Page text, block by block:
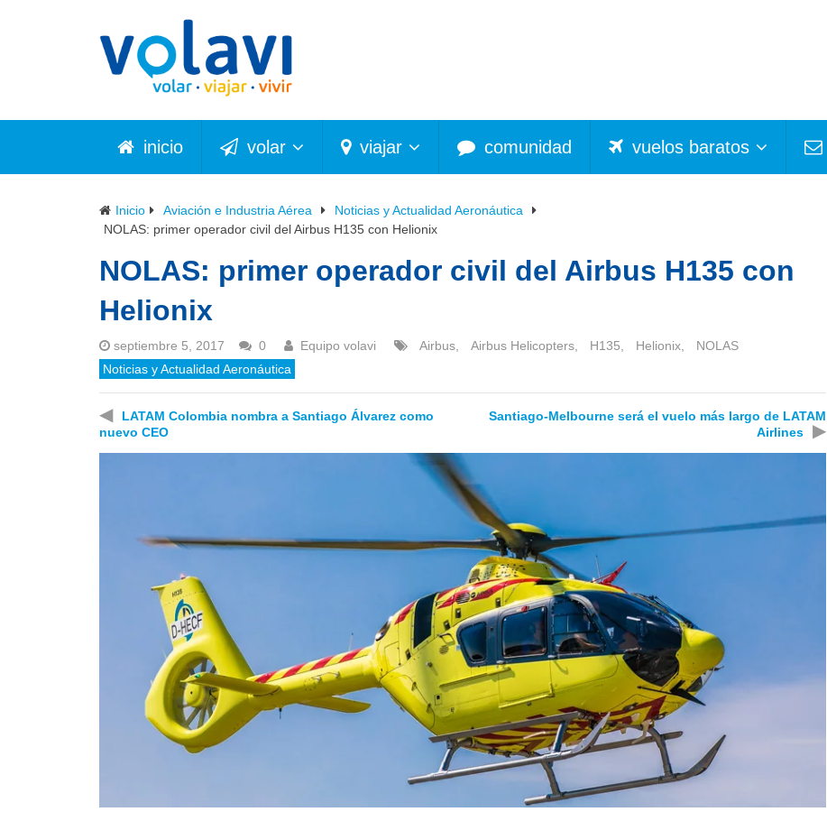
inicio volar viajar comunidad vuelos baratos
Inicio Aviación e Industria Aérea
Noticias y Actualidad Aeronáutica
NOLAS: primer operador civil del Airbus H135 con Helionix
NOLAS: primer operador civil del Airbus H135 con
Helionix
septiembre 5, 2017 0 Equipo volavi Airbus Airbus Helicopters H135 Helionix
NOLAS
Noticias y Actualidad Aeronáutica
◀
LATAM Colombia nombra a Santiago Álvarez como
nuevo CEO
Santiago-Melbourne será el vuelo más largo de LATAM
Airlines
▶